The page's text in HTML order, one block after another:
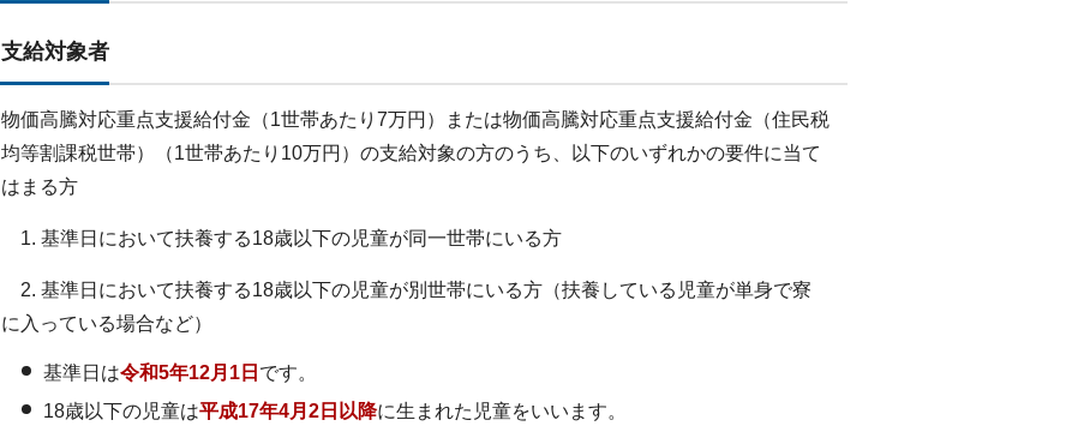
支給対象者
物価高騰対応重点支援給付金（1世帯あたり7万円）または物価高騰対応重点支援給付金（住民税
均等割課税世帯）（1世帯あたり10万円）の支給対象の方のうち、以下のいずれかの要件に当て
はまる方
1. 基準日において扶養する18歳以下の児童が同一世帯にいる方
2. 基準日において扶養する18歳以下の児童が別世帯にいる方（扶養している児童が単身で寮
に入っている場合など）
基準日は令和5年12月1日 です。
18歳以下の児童は平成17年4月2日以降に生まれた児童をいいます。